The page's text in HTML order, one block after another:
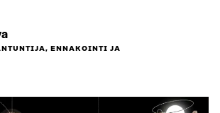
ENNAKOINTI JA